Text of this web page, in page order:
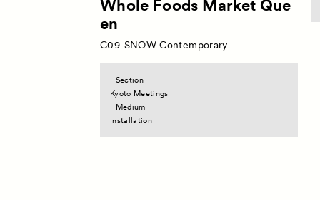
Whole Foods Market Que
en
C09 SNOW Contemporary
- Section
Kyoto Meetings
- Medium
Installation